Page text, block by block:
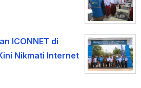
ICONNET di
Nikmati Internet